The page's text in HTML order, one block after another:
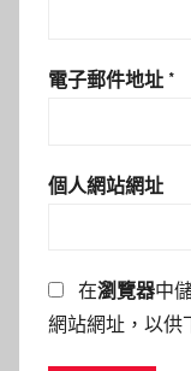
電子郵件地址 *
個人網站網址
在瀏覽器中
網站網址，以供